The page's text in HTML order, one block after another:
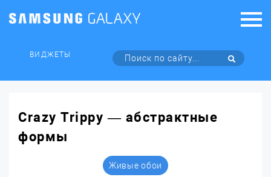
ВИДЖЕТЫ
Crazy Trippy — абстрактные
формы
Живые обои